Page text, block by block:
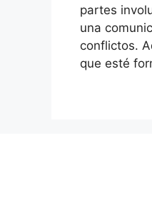
partes
una
conflictos.
que esté